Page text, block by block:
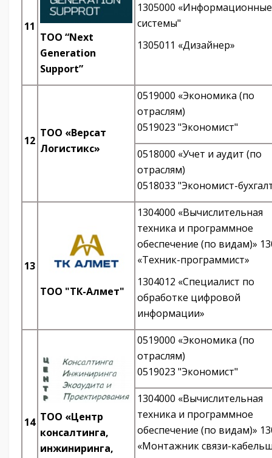
11
TOO “Next
Generation
Support”
1305000 «Информационные
системы"
1305011 «Дизайнер»
12
ТОО «Версат
Логистикс»
0519000 «Экономика (по
отраслям)
0519023 "Экономист"
0518000 «Учет и аудит (по
отраслям)
0518033 "Экономист-
13
ТОО "ТК-Алмет"
1304000 «Вычислительная
техника и программное
обеспечение (по видам)»
«Техник-программист»
1304012 «Специалист по
обработке цифровой
информации»
14 TOO «Центр
консалтинга,
инжиниринга,
0519000 «Экономика (по
отраслям)
0519023 "Экономист"
1304000 «Вычислительная
техника и программное
обеспечение (по видам)»
«Монтажник связи-